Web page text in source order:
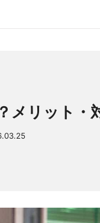
メリット・